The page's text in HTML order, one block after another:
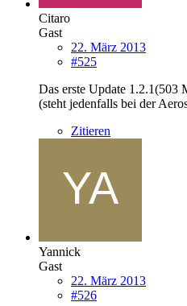
Citaro
Gast
22. März 2013
#525
Das erste Update 1.2.1(503
(steht jedenfalls bei der
Zitieren
Yannick
Gast
22. März 2013
#526